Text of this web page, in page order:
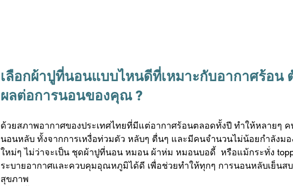
เลือกผ้าปูที่นอนแบบไหนดีที่เหมาะกับอากาศร้อน
ผลต่อการนอนของคุณ ?
ด้วยสภาพอากาศของประเทศไทยที่มีแต่อากาศร้อนตลอดทั้งปี ทำให้หลายๆ
นอนหลับ ทั้งจากการเหงื่อท่วมตัว หลับๆ ตื่นๆ และมีคนจำนวนไม่น้อยกำลังม
ใหม่ๆ ไม่ว่าจะเป็น ชุดผ้าปูที่นอน หมอน ผ้าห่ม หมอนบอดี้
  หรือแม้กระทั่ง
ระบายอากาศและควบคุมอุณหภูมิได้ดี เพื่อช่วยทำให้ทุกๆ การนอนหลับเย็นส
สุขภาพ